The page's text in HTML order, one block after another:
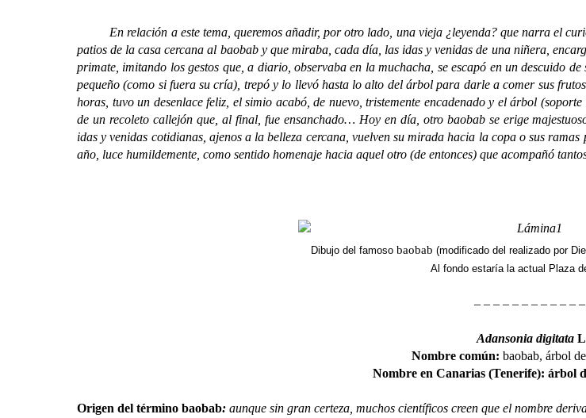
En relación a este tema, queremos añadir, por otro lado, una vieja ¿leyenda? que narra el
patios de la casa cercana al baobab y que miraba, cada día, las idas y venidas de una niñera,
primate, imitando los gestos que, a diario, observaba en la muchacha, se escapó en un descuido de
pequeño (como si fuera su cría), trepó y lo llevó hasta lo alto del árbol para darle a comer sus
horas, tuvo un desenlace feliz, el simio acabó, de nuevo, tristemente encadenado y el árbol
de un recoleto callejón que, al final, fue ensanchado… Hoy en día, otro baobab se erige
idas y venidas cotidianas, ajenos a la belleza cercana, vuelven su mirada hacia la copa o sus
año, luce humildemente, como sentido homenaje hacia aquel otro (de entonces) que acompañó
Dibujo del famoso baobab (modificado del realizado por
Al fondo estaría la actual Plaza
– – – – – – – – – – –
Adansonia digitata
Nombre común: baobab, árbol
Nombre en Canarias (Tenerife): árbol
Origen del término baobab: aunque sin gran certeza, muchos científicos creen que el nombre